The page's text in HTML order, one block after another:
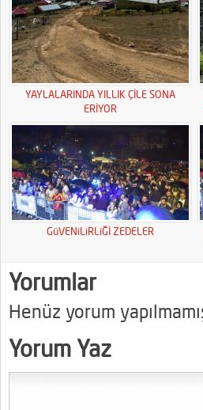
YAYLALARINDA YILLIK ÇİLE SONA
ERİYOR
GüVENiLiRLiĞİ ZEDELER
Yorumlar
Henüz yorum
Yorum Yaz